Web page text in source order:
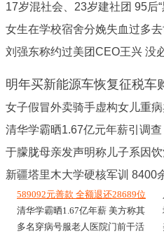
17岁混社会、23岁建社团 95后“
女生在学校宿舍分娩失血过多
明年买新能源车恢复征税车
女子假冒外卖骑手虚构女儿重
新疆塔里木大学硬核军训 8400
589092元善款 全额退还28689位
网友
热
清华学霸晒1.67亿年薪 美方称其
在逃
多名穿病号服老人医院门前干活